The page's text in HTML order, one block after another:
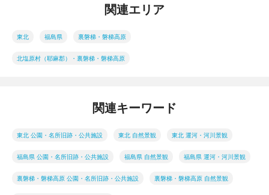
関連エリア
東北 福島県 裏磐梯・磐梯高原
北塩原村（耶麻郡）・裏磐梯・磐梯高原
関連キーワード
東北 公園・名所旧跡・公共施設 東北 自然景観 東北 運河・河川景観
福島県 公園・名所旧跡・公共施設 福島県 自然景観 福島県 運河・河川景観
裏磐梯・磐梯高原 公園・名所旧跡・公共施設 裏磐梯・磐梯高原 自然景観